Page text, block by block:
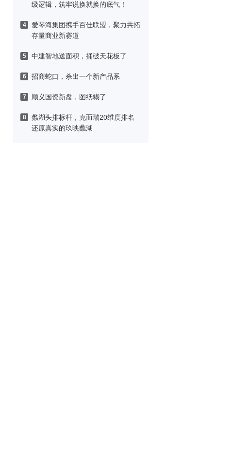
级逻辑，筑牢说换就换的底气！
4
爱琴海集团携手百佳联盟，聚力共拓
存量商业新赛道
5 中建智地送面积，捅破天花板了
6 招商蛇口，杀出一个新产品系
7 顺义国资新盘，图纸糊了
8
蠡湖头排标杆，克而瑞20维度排名
还原真实的玖映蠡湖